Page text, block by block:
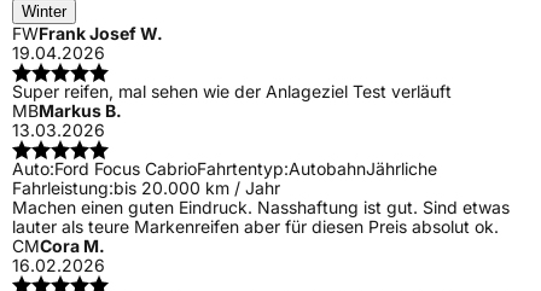
Winter
FWFrank Josef W.
19.04.2026
Super reifen, mal sehen wie der Anlageziel Test verläuft
MBMarkus B.
13.03.2026
Auto:Ford Focus CabrioFahrtentyp:AutobahnJährliche
Fahrleistung:bis 20.000 km / Jahr
Machen einen guten Eindruck. Nasshaftung ist gut. Sind etwas
lauter als teure Markenreifen aber für diesen Preis absolut ok.
CMCora M.
16.02.2026